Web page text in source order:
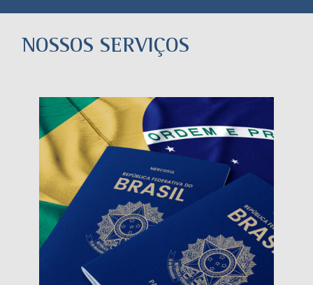
NOSSOS SERVIÇOS